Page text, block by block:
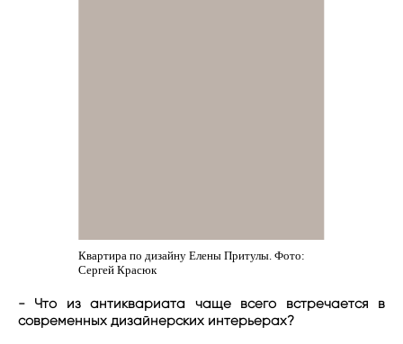
Квартира по дизайну Елены Притулы. Фото:
Сергей Красюк
- Что из антиквариата чаще всего встречается в
современных дизайнерских интерьерах?